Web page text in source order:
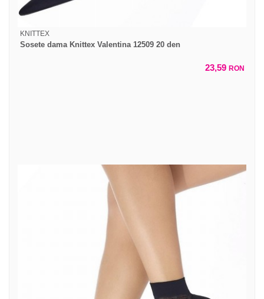
KNITTEX
Sosete dama Knittex Valentina 12509 20 den
23,59 RON